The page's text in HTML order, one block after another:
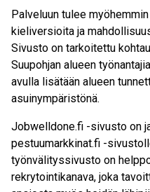
Palveluun tulee
kieliversioita ja
Sivusto on tarkoitettu
Suupohjan alueen
avulla lisätään alueen
asuinympäristönä.
Jobwelldone.fi -sivusto on
pestuumarkkinat.fi -
työnvälityssivusto on
rekrytointikanava, joka